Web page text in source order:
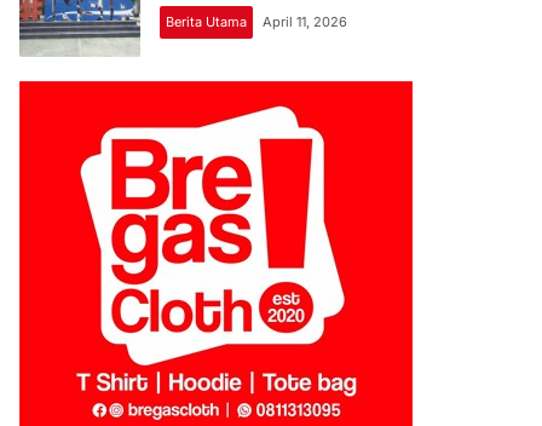
Berita Utama April 11, 2026